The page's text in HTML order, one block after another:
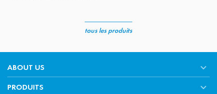
tous les produits
ABOUT US 
PRODUITS 